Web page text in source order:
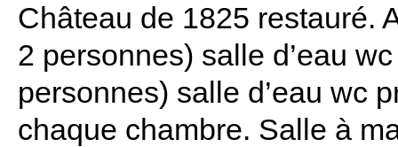
Château de 1825 restauré.
2 personnes) salle d’eau
personnes) salle d’eau wc
chaque chambre. Salle à